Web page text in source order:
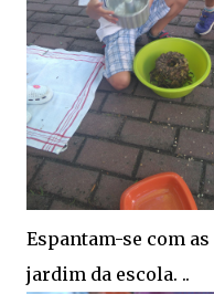
Espantam-se com
jardim da escola. ..